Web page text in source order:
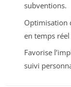
subventions.
Optimisation
en temps réel
Favorise
suivi